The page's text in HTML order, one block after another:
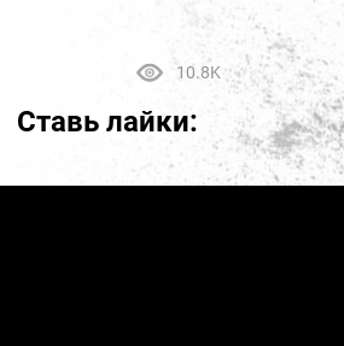
10.8K
Ставь лайки: